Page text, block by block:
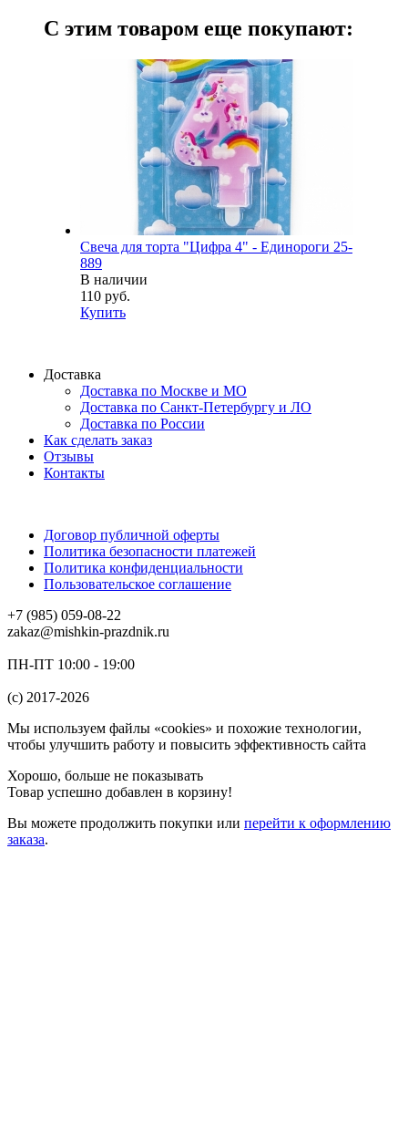
С этим товаром еще покупают:
Свеча для торта "Цифра 4" - Единороги 25-
889
В наличии
110 руб.
Купить
Доставка
Доставка по Москве и МО
Доставка по Санкт-Петербургу и ЛО
Доставка по России
Как сделать заказ
Отзывы
Контакты
Договор публичной оферты
Политика безопасности платежей
Политика конфиденциальности
Пользовательское соглашение
+7 (985) 059-08-22
zakaz@mishkin-prazdnik.ru
ПН-ПТ 10:00 - 19:00
(c) 2017-2026
Мы используем файлы «cookies» и похожие технологии,
чтобы улучшить работу и повысить эффективность сайта
Хорошо, больше не показывать
Товар успешно добавлен в корзину!
Вы можете продолжить покупки или перейти к оформлению
заказа.